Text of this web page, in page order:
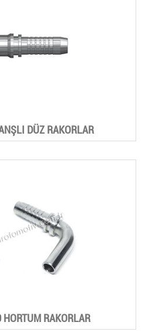
DÜZ RAKORLAR
RAKORLAR